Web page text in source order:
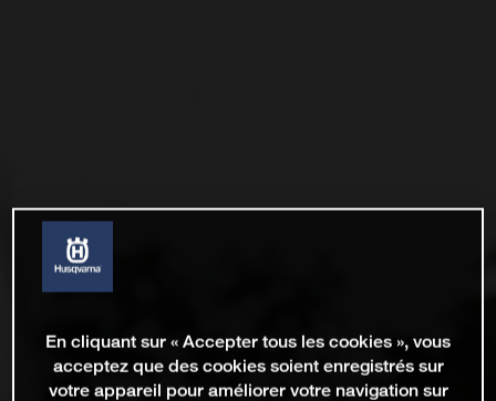
En cliquant sur « Accepter tous les cookies », vous
acceptez que des cookies soient enregistrés sur
votre appareil pour améliorer votre navigation sur